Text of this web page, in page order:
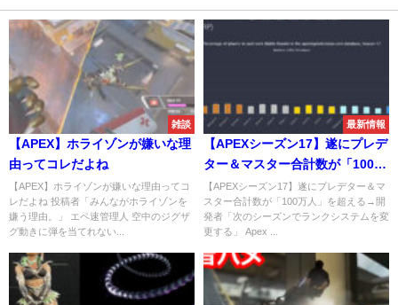
雑談
【APEX】ホライゾンが嫌いな理
由ってコレだよね
【APEX】ホライゾンが嫌いな理由ってコ
レだよね 投稿者「みんながホライゾンを
嫌う理由。」 エペ速管理人 空中のジグザ
グ動きに弾を当てれない...
最新情報
【APEXシーズン17】遂にプレデ
ター＆マスター合計数が「100万
人」を超える→開発者「次のシ
ーズンでランクシステムを変更
する」
【APEXシーズン17】遂にプレデター＆マ
スター合計数が「100万人」を超える→開
発者「次のシーズンでランクシステムを変
更する」 Apex ...